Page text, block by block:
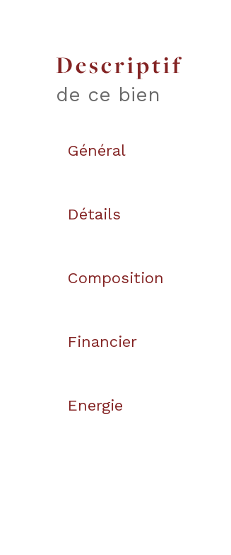
descriptif
de ce bien
Général
Détails
Composition
Financier
Energie